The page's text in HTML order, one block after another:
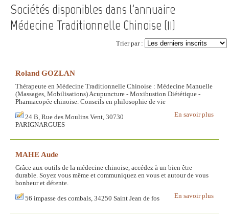
Sociétés disponibles dans l'annuaire
Médecine Traditionnelle Chinoise (11)
Trier par :
Roland GOZLAN
Thérapeute en Médecine Traditionnelle Chinoise : Médecine Manuelle
(Massages, Mobilisations) Acupuncture - Moxibustion Diététique -
Pharmacopée chinoise. Conseils en philosophie de vie
En savoir plus
24 B, Rue des Moulins Vent, 30730
PARIGNARGUES
MAHE Aude
Grâce aux outils de la médecine chinoise, accédez à un bien être
durable. Soyez vous même et communiquez en vous et autour de vous
bonheur et détente.
En savoir plus
56 impasse des combals, 34250 Saint Jean de fos